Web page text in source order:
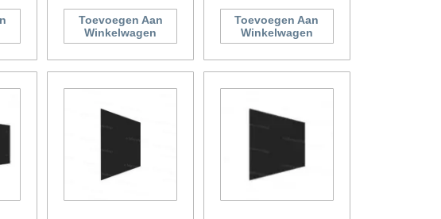
Toevoegen Aan
Winkelwagen
Toevoegen Aan
Winkelwagen